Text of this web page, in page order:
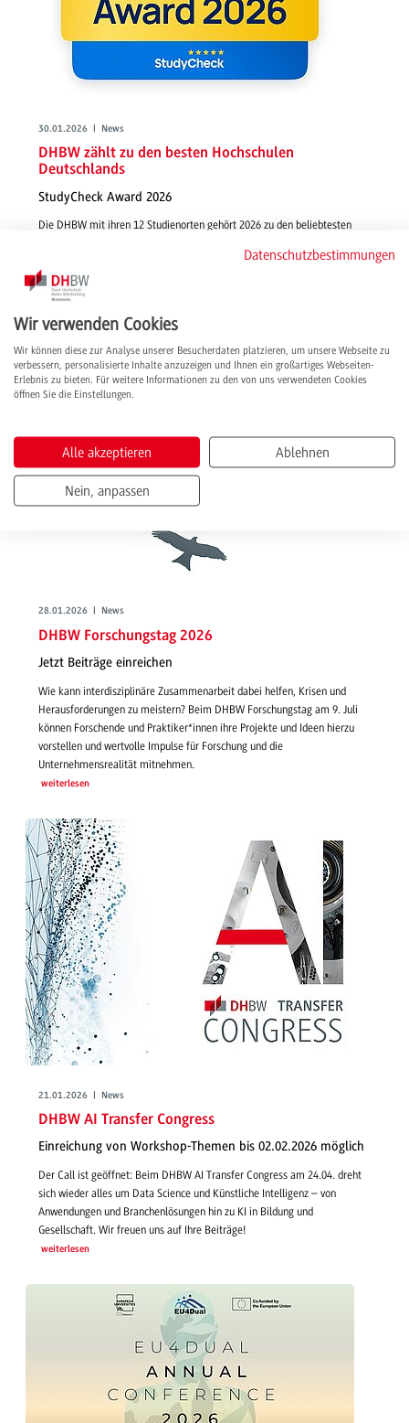
30.01.2026 | News
DHBW zählt zu den besten Hochschulen
Deutschlands
StudyCheck Award 2026
Die DHBW mit ihren 12 Studienorten gehört 2026 zu den beliebtesten
"Top Hochschule 2026" in der Kategorie der Hochschulen mit mehr als
15.000 Studierenden ausgezeichnet.
weiterlesen
28.01.2026 | News
DHBW Forschungstag 2026
Jetzt Beiträge einreichen
Wie kann interdisziplinäre Zusammenarbeit dabei helfen, Krisen und
Herausforderungen zu meistern? Beim DHBW Forschungstag am 9. Juli
können Forschende und Praktiker*innen ihre Projekte und Ideen hierzu
vorstellen und wertvolle Impulse für Forschung und die
Unternehmensrealität mitnehmen.
weiterlesen
21.01.2026 | News
DHBW AI Transfer Congress
Einreichung von Workshop-Themen bis 02.02.2026 möglich
Der Call ist geöffnet: Beim DHBW AI Transfer Congress am 24.04. dreht
sich wieder alles um Data Science und Künstliche Intelligenz – von
Anwendungen und Branchenlösungen hin zu KI in Bildung und
Gesellschaft. Wir freuen uns auf Ihre Beiträge!
weiterlesen
Datenschutzbestimmungen
Wir verwenden Cookies
Wir können diese zur Analyse unserer Besucherdaten platzieren, um unsere Webseite zu
verbessern, personalisierte Inhalte anzuzeigen und Ihnen ein großartiges Webseiten-
Erlebnis zu bieten. Für weitere Informationen zu den von uns verwendeten Cookies
öffnen Sie die Einstellungen.
Alle akzeptieren Ablehnen
Nein, anpassen